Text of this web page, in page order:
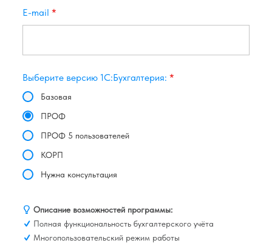
E-mail *
Выберите версию 1С:Бухгалтерия: *
Базовая
ПРОФ
ПРОФ 5 пользователей
КОРП
Нужна консультация
Описание возможностей программы:
Полная функциональность бухгалтерского учёта
Многопользовательский режим работы